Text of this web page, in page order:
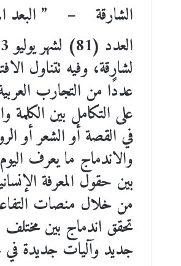
الشارقة – ” البعد
لشارقة، وفيه تتناول
عددًا من التجارب
على التكامل بين الكلمة
في القصة أو الشعر أو
والاندماج ما يعرف
بين حقول المعرفة
من خلال منصات
تحقق اندماج بين مختلف
جديد وآليات جديدة في